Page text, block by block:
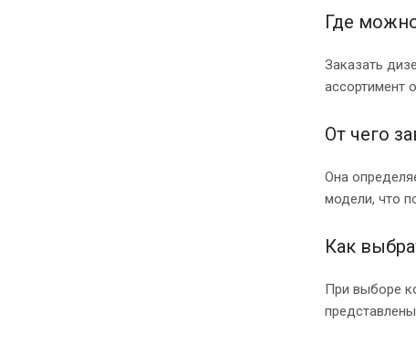
Где
Заказать
ассортимент
От чего
Она
модели, что
Как
При выборе